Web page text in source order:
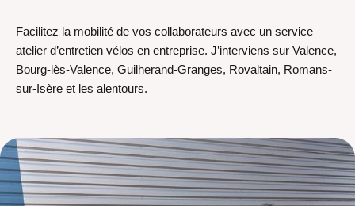
Facilitez la mobilité de vos collaborateurs avec un service
atelier d’entretien vélos en entreprise. J’interviens sur Valence,
Bourg-lès-Valence, Guilherand-Granges, Rovaltain, Romans-
sur-Isère et les alentours.